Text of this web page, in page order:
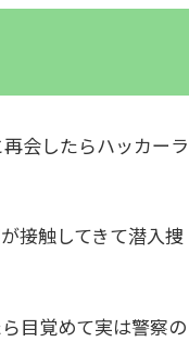
会したらハッカーラ
接触してきて潜入捜
目覚めて実は警察の